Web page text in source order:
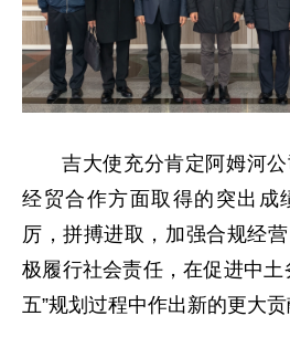
吉大使充分肯定阿姆河
经贸合作方面取得的突出成
厉，拼搏进取，加强合规经
极履行社会责任，在促进中土
五”规划过程中作出新的更大贡